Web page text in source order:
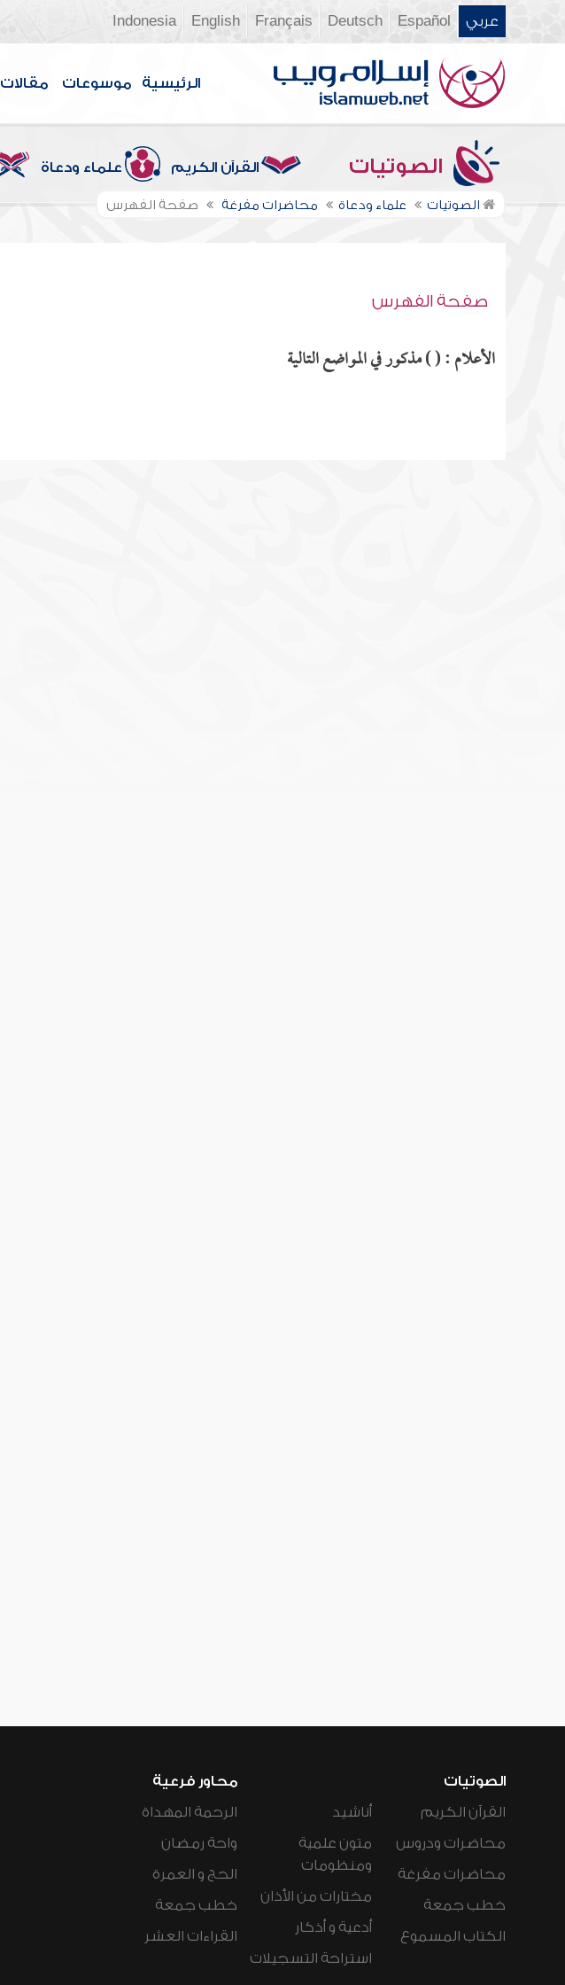
عربي Español
Deutsch
Français
English
Indonesia
الرئيسية موسوعات مقالات
الصوتيات القرآن الكريم علماء ودعاة
الصوتيات علماء ودعاة محاضرات مفرغة صفحة الفهرس
صفحة الفهرس
الأعلام : ( ) مذكور في المواضع التالية
الصوتيات
القرآن الكريم
محاضرات ودروس
محاضرات مفرغة
خطب جمعة
الكتاب المسموع
أناشيد
متون علمية
ومنظومات
مختارات من الأذان
أدعية و أذكار
استراحة التسجيلات
محاور فرعية
الرحمة المهداة
واحة رمضان
الحج و العمرة
خطب جمعة
القراءات العشر